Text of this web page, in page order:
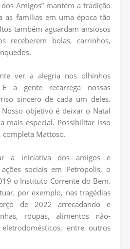
Amigos” mantém a tradição
as famílias em uma época tão
também aguardam ansiosos
receberem bolas, carrinhos,
ver a alegria nos olhinhos
E a gente recarrega nossas
sincero de cada um deles.
objetivo é deixar o Natal
mais especial. Possibilitar isso
completa Mattoso.
a iniciativa dos amigos e
sociais em Petrópolis, o
o Instituto Corrente do Bem.
por exemplo, nas tragédias
de 2022 arrecadando e
roupas, alimentos não-
entre outros